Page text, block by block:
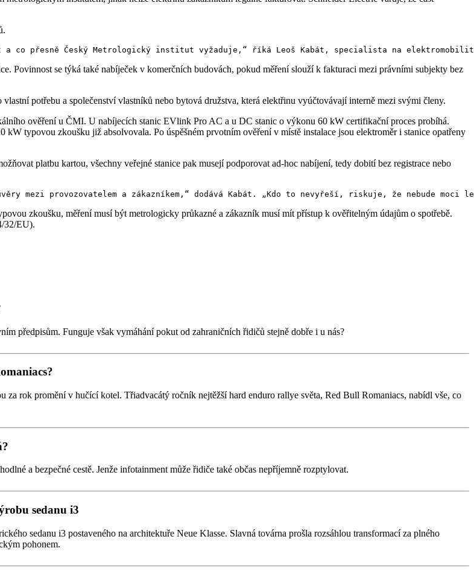
Povinnost se týká také nabíječek v komerčních budovách, pokud měření slouží k fakturaci mezi právními subjekty bez
potřebu a společenství vlastníků nebo bytová družstva, která elektřinu vyúčtovávají interně mezi svými členy.
ověření u ČMI. U nabíjecích stanic EVlink Pro AC a u DC stanic o výkonu 60 kW certifikační proces probíhá.
typovou zkoušku již absolvovala. Po úspěšném prvotním ověření v místě instalace jsou elektroměr i stanice opatřeny
platbu kartou, všechny veřejné stanice pak musejí podporovat ad-hoc nabíjení, tedy dobití bez registrace nebo
zkoušku, měření musí být metrologicky průkazné a zákazník musí mít přístup k ověřitelným údajům o spotřebě.
32/EU).
předpisům. Funguje však vymáhání pokut od zahraničních řidičů stejně dobře i u nás?
rok promění v hučící kotel. Třiadvacátý ročník nejtěžší hard enduro rallye světa, Red Bull Romaniacs, nabídl vše, co
a bezpečné cestě. Jenže infotainment může řidiče také občas nepříjemně rozptylovat.
sedanu i3
sedanu i3 postaveného na architektuře Neue Klasse. Slavná továrna prošla rozsáhlou transformací za plného
pohonem.